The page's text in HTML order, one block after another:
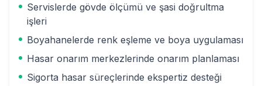
Servislerde gövde ölçümü ve şasi doğrultma
işleri
Boyahanelerde renk eşleme ve boya uygulaması
Hasar onarım merkezlerinde onarım planlaması
Sigorta hasar süreçlerinde ekspertiz desteği